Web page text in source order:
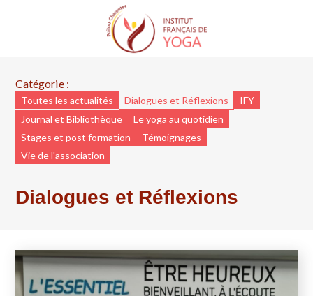
Qui sommes-nous
L’association IFY Poitou Charentes
Bureau & CA
Nous contacter
Le yoga enseigné et nos professeurs
Adhérer à l’IFY PC
Bibliothèque
Trouver un cours
Trouver un stage
Trouver un séminaire
Trouver une formation
Pré-requis
Catégorie :
Toutes les actualités Dialogues et Réflexions
IFY
Journal et Bibliothèque
Le yoga au quotidien
Stages et post formation
Témoignages
Vie de l'association
Dialogues et Réflexions